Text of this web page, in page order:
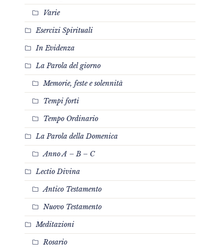
Varie
Esercizi Spirituali
In Evidenza
La Parola del giorno
Memorie, feste e solennità
Tempi forti
Tempo Ordinario
La Parola della Domenica
Anno A – B – C
Lectio Divina
Antico Testamento
Nuovo Testamento
Meditazioni
Rosario